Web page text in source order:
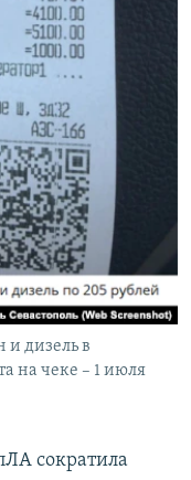
и дизель в
на чеке – 1 июля
сократила